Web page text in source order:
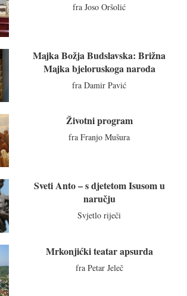
fra Joso Oršolić
Majka Božja Budslavska: Brižna
Majka bjeloruskoga naroda
fra Damir Pavić
Životni program
fra Franjo Mušura
Sveti Anto – s djetetom Isusom u
naručju
Svjetlo riječi
Mrkonjićki teatar apsurda
fra Petar Jeleč